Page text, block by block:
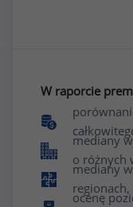
W raporcie
mediany
o różnych
mediany
ocenę